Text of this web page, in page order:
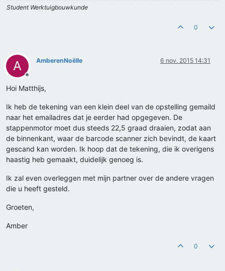
Student Werktuigbouwkunde
0
A
Offline
AmberenNoëlle 6 nov. 2015 14:31
Hoi Matthijs,
Ik heb de tekening van een klein deel van de opstelling gemaild
naar het emailadres dat je eerder had opgegeven. De
stappenmotor moet dus steeds 22,5 graad draaien, zodat aan
de binnenkant, waar de barcode scanner zich bevindt, de kaart
gescand kan worden. Ik hoop dat de tekening, die ik overigens
haastig heb gemaakt, duidelijk genoeg is.
Ik zal even overleggen met mijn partner over de andere vragen
die u heeft gesteld.
Groeten,
Amber
0